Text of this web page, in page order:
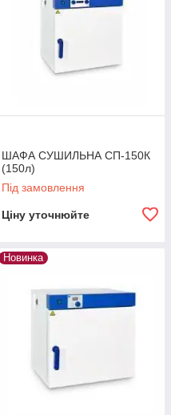
ШАФА СУШИЛЬНА СП-150К
(150л)
Під замовлення
Ціну уточнюйте
Новинка